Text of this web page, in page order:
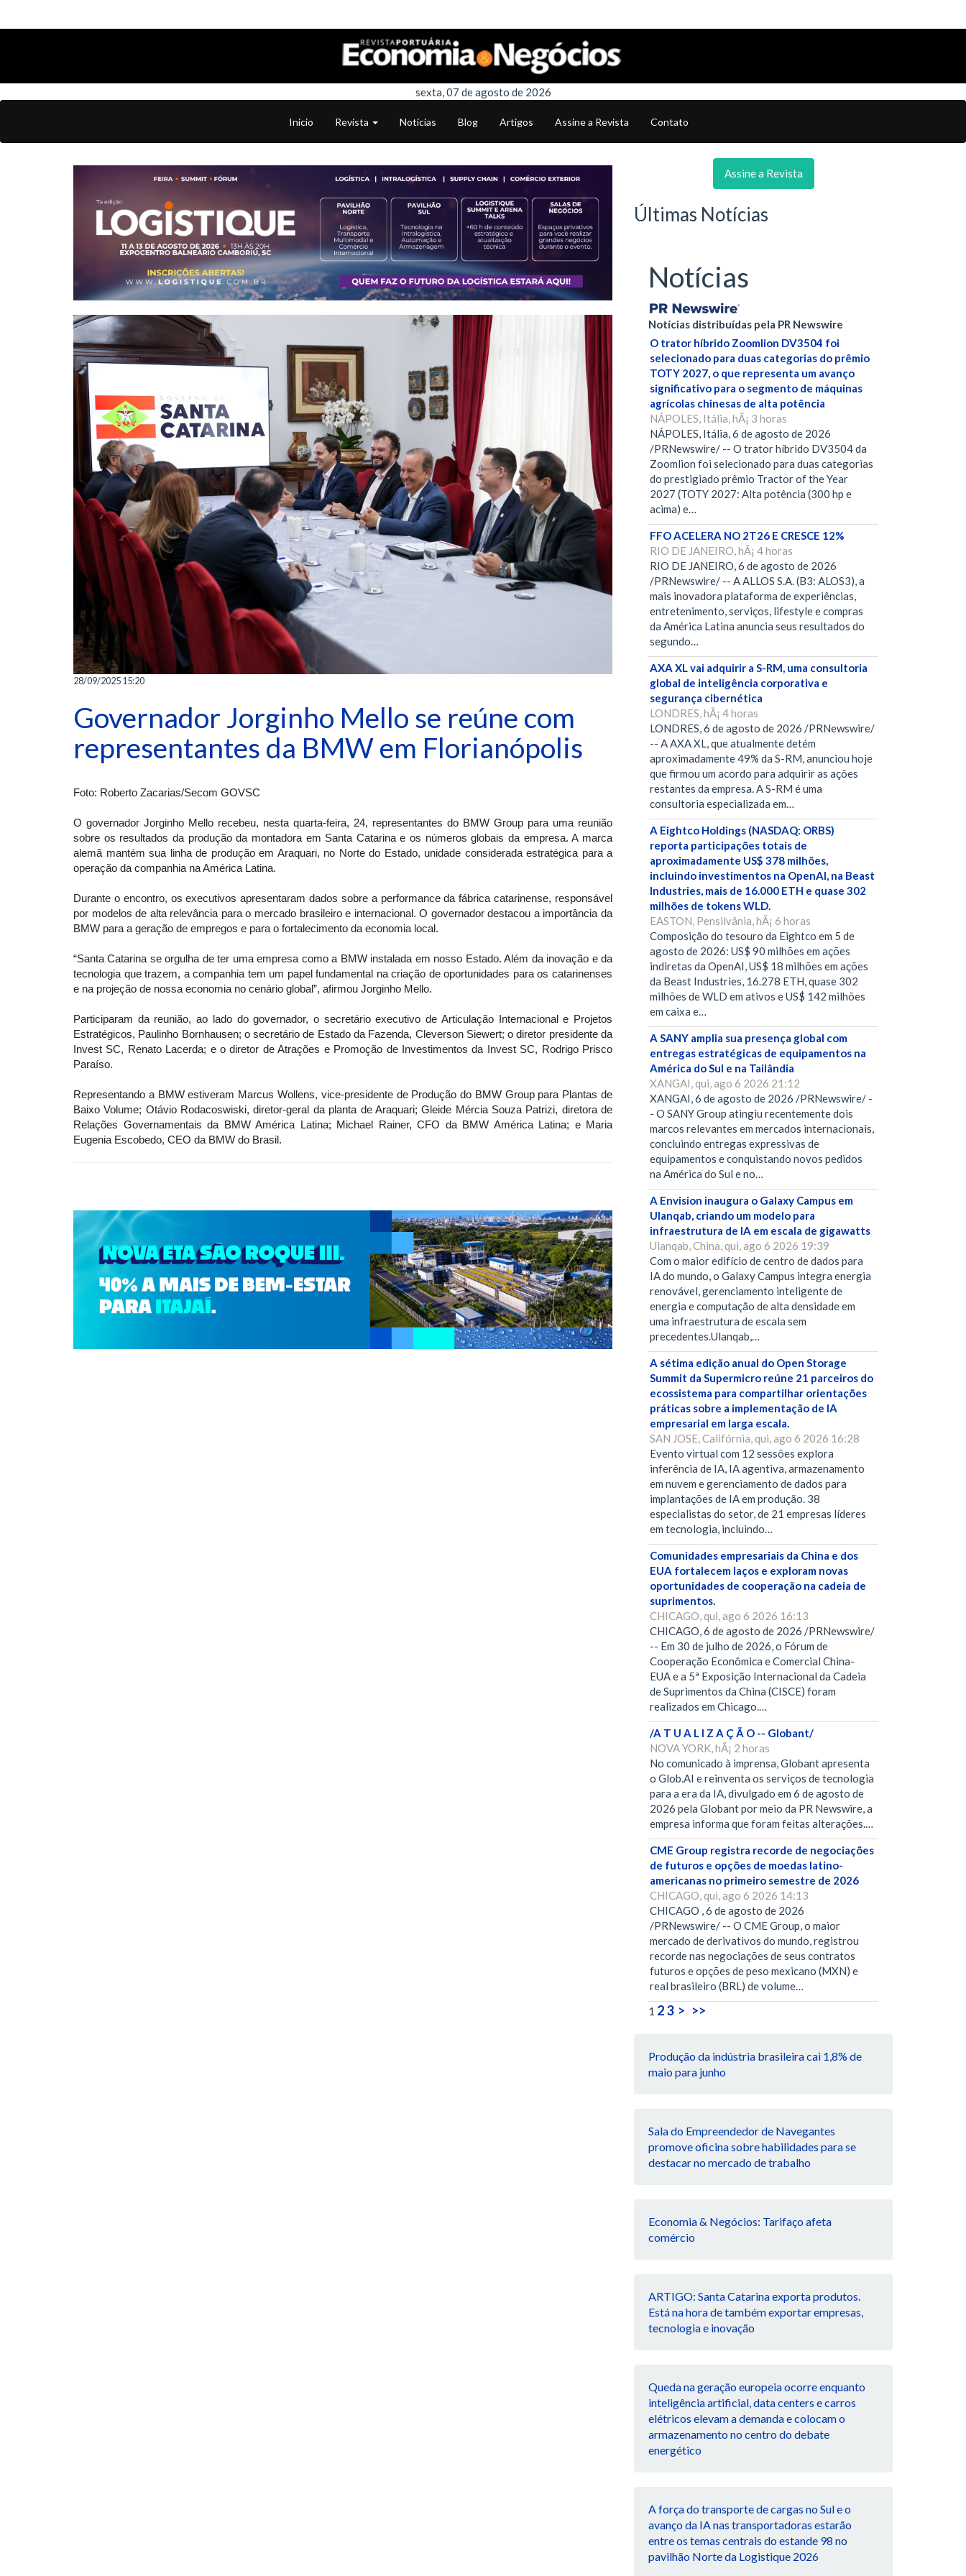
sexta, 07 de agosto de 2026
Início Revista Notícias Blog Artigos Assine a Revista Contato
28/09/2025 15:20
Governador Jorginho Mello se reúne com
representantes da BMW em Florianópolis
Foto: Roberto Zacarias/Secom GOVSC
O governador Jorginho Mello recebeu, nesta quarta-feira, 24, representantes do BMW Group para uma reunião
sobre os resultados da produção da montadora em Santa Catarina e os números globais da empresa. A marca
alemã mantém sua linha de produção em Araquari, no Norte do Estado, unidade considerada estratégica para a
operação da companhia na América Latina.
Durante o encontro, os executivos apresentaram dados sobre a performance da fábrica catarinense, responsável
por modelos de alta relevância para o mercado brasileiro e internacional. O governador destacou a importância da
BMW para a geração de empregos e para o fortalecimento da economia local.
“Santa Catarina se orgulha de ter uma empresa como a BMW instalada em nosso Estado. Além da inovação e da
tecnologia que trazem, a companhia tem um papel fundamental na criação de oportunidades para os catarinenses
e na projeção de nossa economia no cenário global”, afirmou Jorginho Mello.
Participaram da reunião, ao lado do governador, o secretário executivo de Articulação Internacional e Projetos
Estratégicos, Paulinho Bornhausen; o secretário de Estado da Fazenda, Cleverson Siewert; o diretor presidente da
Invest SC, Renato Lacerda; e o diretor de Atrações e Promoção de Investimentos da Invest SC, Rodrigo Prisco
Paraíso.
Representando a BMW estiveram Marcus Wollens, vice-presidente de Produção do BMW Group para Plantas de
Baixo Volume; Otávio Rodacoswiski, diretor-geral da planta de Araquari; Gleide Mércia Souza Patrizi, diretora de
Relações Governamentais da BMW América Latina; Michael Rainer, CFO da BMW América Latina; e Maria
Eugenia Escobedo, CEO da BMW do Brasil.
Assine a Revista
Últimas Notícias
Notícias
Notícias distribuídas pela PR Newswire
O trator híbrido Zoomlion DV3504 foi
selecionado para duas categorias do prêmio
TOTY 2027, o que representa um avanço
significativo para o segmento de máquinas
agrícolas chinesas de alta potência
NÁPOLES, Itália, hÃ¡ 3 horas
NÁPOLES, Itália, 6 de agosto de 2026
/PRNewswire/ -- O trator híbrido DV3504 da
Zoomlion foi selecionado para duas categorias
do prestigiado prêmio Tractor of the Year
2027 (TOTY 2027: Alta potência (300 hp e
acima) e…
FFO ACELERA NO 2T26 E CRESCE 12%
RIO DE JANEIRO, hÃ¡ 4 horas
RIO DE JANEIRO, 6 de agosto de 2026
/PRNewswire/ -- A ALLOS S.A. (B3: ALOS3), a
mais inovadora plataforma de experiências,
entretenimento, serviços, lifestyle e compras
da América Latina anuncia seus resultados do
segundo…
AXA XL vai adquirir a S-RM, uma consultoria
global de inteligência corporativa e
segurança cibernética
LONDRES, hÃ¡ 4 horas
LONDRES, 6 de agosto de 2026 /PRNewswire/
-- A AXA XL, que atualmente detém
aproximadamente 49% da S-RM, anunciou hoje
que firmou um acordo para adquirir as ações
restantes da empresa. A S-RM é uma
consultoria especializada em…
A Eightco Holdings (NASDAQ: ORBS)
reporta participações totais de
aproximadamente US$ 378 milhões,
incluindo investimentos na OpenAI, na Beast
Industries, mais de 16.000 ETH e quase 302
milhões de tokens WLD.
EASTON, Pensilvânia, hÃ¡ 6 horas
Composição do tesouro da Eightco em 5 de
agosto de 2026: US$ 90 milhões em ações
indiretas da OpenAI, US$ 18 milhões em ações
da Beast Industries, 16.278 ETH, quase 302
milhões de WLD em ativos e US$ 142 milhões
em caixa e…
A SANY amplia sua presença global com
entregas estratégicas de equipamentos na
América do Sul e na Tailândia
XANGAI, qui, ago 6 2026 21:12
XANGAI, 6 de agosto de 2026 /PRNewswire/ -
- O SANY Group atingiu recentemente dois
marcos relevantes em mercados internacionais,
concluindo entregas expressivas de
equipamentos e conquistando novos pedidos
na América do Sul e no…
A Envision inaugura o Galaxy Campus em
Ulanqab, criando um modelo para
infraestrutura de IA em escala de gigawatts
Ulanqab, China, qui, ago 6 2026 19:39
Com o maior edifício de centro de dados para
IA do mundo, o Galaxy Campus integra energia
renovável, gerenciamento inteligente de
energia e computação de alta densidade em
uma infraestrutura de escala sem
precedentes.Ulanqab,…
A sétima edição anual do Open Storage
Summit da Supermicro reúne 21 parceiros do
ecossistema para compartilhar orientações
práticas sobre a implementação de IA
empresarial em larga escala.
SAN JOSE, Califórnia, qui, ago 6 2026 16:28
Evento virtual com 12 sessões explora
inferência de IA, IA agentiva, armazenamento
em nuvem e gerenciamento de dados para
implantações de IA em produção. 38
especialistas do setor, de 21 empresas líderes
em tecnologia, incluindo…
Comunidades empresariais da China e dos
EUA fortalecem laços e exploram novas
oportunidades de cooperação na cadeia de
suprimentos.
CHICAGO, qui, ago 6 2026 16:13
CHICAGO, 6 de agosto de 2026 /PRNewswire/
-- Em 30 de julho de 2026, o Fórum de
Cooperação Econômica e Comercial China-
EUA e a 5ª Exposição Internacional da Cadeia
de Suprimentos da China (CISCE) foram
realizados em Chicago.…
/A T U A L I Z A Ç Ã O -- Globant/
NOVA YORK, hÃ¡ 2 horas
No comunicado à imprensa, Globant apresenta
o Glob.AI e reinventa os serviços de tecnologia
para a era da IA, divulgado em 6 de agosto de
2026 pela Globant por meio da PR Newswire, a
empresa informa que foram feitas alterações.…
CME Group registra recorde de negociações
de futuros e opções de moedas latino-
americanas no primeiro semestre de 2026
CHICAGO, qui, ago 6 2026 14:13
CHICAGO , 6 de agosto de 2026
/PRNewswire/ -- O CME Group, o maior
mercado de derivativos do mundo, registrou
recorde nas negociações de seus contratos
futuros e opções de peso mexicano (MXN) e
real brasileiro (BRL) de volume…
1 23 > >>
Produção da indústria brasileira cai 1,8% de
maio para junho
Sala do Empreendedor de Navegantes
promove oficina sobre habilidades para se
destacar no mercado de trabalho
Economia & Negócios: Tarifaço afeta
comércio
ARTIGO: Santa Catarina exporta produtos.
Está na hora de também exportar empresas,
tecnologia e inovação
Queda na geração europeia ocorre enquanto
inteligência artificial, data centers e carros
elétricos elevam a demanda e colocam o
armazenamento no centro do debate
energético
A força do transporte de cargas no Sul e o
avanço da IA nas transportadoras estarão
entre os temas centrais do estande 98 no
pavilhão Norte da Logistique 2026